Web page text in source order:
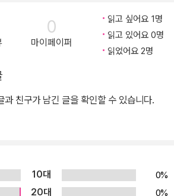
이들의 사랑을 듬뿍 받고 있다. 이 작품에서
서로 돕는 이야기를 따뜻하고 사랑스럽게
다섯 형제 중 넷째로 태어나 시끌벅적한 집
아이들이 공감할 수 있도록 잘 표현했다.
을 알아가는 이야기를 재미나게 전해 준
무슨 일 앞에서든 겁이 없고 용감하다. 그러
도 없지.” 반면 늘 언니 뒤를 따라 다니기에
하고 겁 많은 아이다. 그런데 어느 날, 사라에
0
마이페이퍼
읽고 싶어요 1명
읽고 있어요 0명
읽었어요 2명
과 친구가 남긴 글을 확인할 수 있습니다.
10대
0%
20대
0%